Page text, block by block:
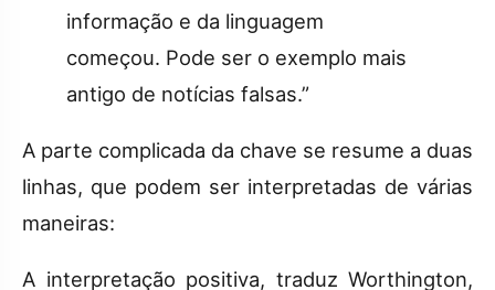
informação e da linguagem
começou. Pode ser o exemplo mais
antigo de notícias falsas.”
A parte complicada da chave se resume a duas
linhas, que podem ser interpretadas de várias
maneiras:
A interpretação positiva, traduz Worthington,